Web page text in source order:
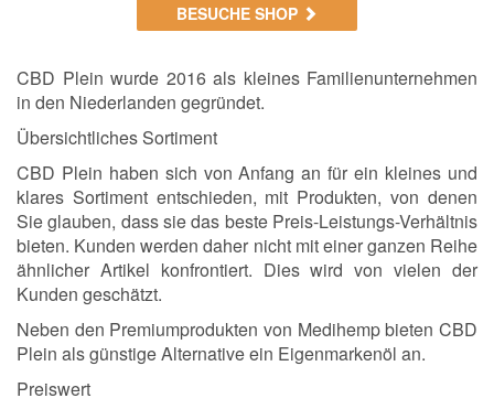
BESUCHE SHOP
CBD Plein wurde 2016 als kleines Familienunternehmen
in den Niederlanden gegründet.
Übersichtliches Sortiment
CBD Plein haben sich von Anfang an für ein kleines und
klares Sortiment entschieden, mit Produkten, von denen
Sie glauben, dass sie das beste Preis-Leistungs-Verhältnis
bieten. Kunden werden daher nicht mit einer ganzen Reihe
ähnlicher Artikel konfrontiert. Dies wird von vielen der
Kunden geschätzt.
Neben den Premiumprodukten von Medihemp bieten CBD
Plein als günstige Alternative ein Eigenmarkenöl an.
Preiswert